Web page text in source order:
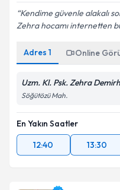
Kendime güvenle alakalı
Zehra hocamı internetten
Adres 1 Online
Uzm. Kl. Psk. Zehra
Söğütözü Mah.
En Yakın Saatler
12:40
13:30